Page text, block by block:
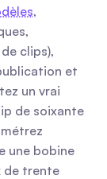
,
clips),
un vrai
de soixante
une bobine
de trente